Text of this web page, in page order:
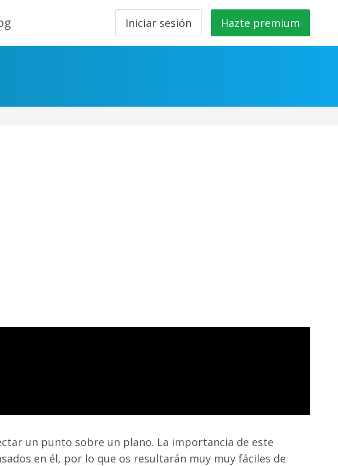
Iniciar sesión Hazte premium
un punto sobre un plano. La importancia de este
en él, por lo que os resultarán muy muy fáciles de